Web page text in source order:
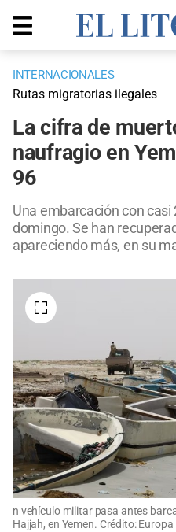
INTERNACIONALES
Rutas migratorias ilegales
La cifra de
naufragio en
96
Una embarcación con casi
domingo. Se han
apareciendo más, en su
n vehículo militar pasa antes
Hajjah, en Yemen. Crédito: